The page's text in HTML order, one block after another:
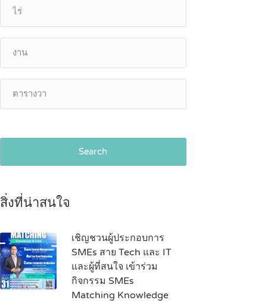
Search
สิ่งที่น่าสนใจ
เชิญชวนผู้ประกอบการ
SMEs สาย Tech และ IT
และผู้ที่สนใจ เข้าร่วม
กิจกรรม SMEs
Matching Knowledge